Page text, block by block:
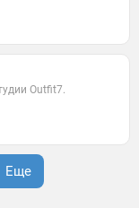
Outfit7.
Еще